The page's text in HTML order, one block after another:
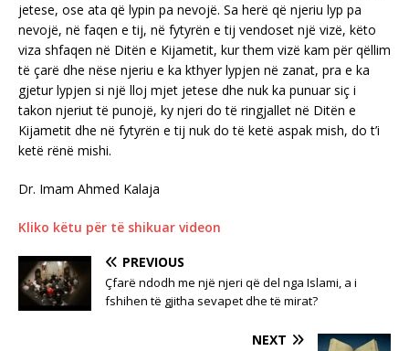
jetese, ose ata që lypin pa nevojë. Sa herë që njeriu lyp pa
nevojë, në faqen e tij, në fytyrën e tij vendoset një vizë, këto
viza shfaqen në Ditën e Kijametit, kur them vizë kam për qëllim
të çarë dhe nëse njeriu e ka kthyer lypjen në zanat, pra e ka
gjetur lypjen si një lloj mjet jetese dhe nuk ka punuar siç i
takon njeriut të punojë, ky njeri do të ringjallet në Ditën e
Kijametit dhe në fytyrën e tij nuk do të ketë aspak mish, do t’i
ketë rënë mishi.
Dr. Imam Ahmed Kalaja
Kliko këtu për të shikuar videon
PREVIOUS
Çfarë ndodh me një njeri që del nga Islami, a i
fshihen të gjitha sevapet dhe të mirat?
NEXT